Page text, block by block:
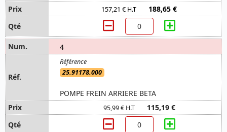
157,21 € H.T 188,65 €
4
25.91178.000
POMPE FREIN ARRIERE BETA
95,99 € H.T 115,19 €